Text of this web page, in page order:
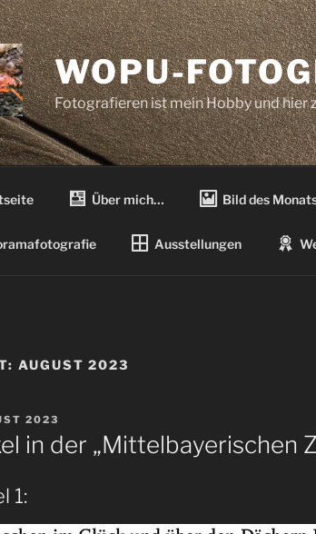
WOPU-
Fotografieren ist mein Hobby und hier
Über mich… Bild des
Ausstellungen
AUGUST 2023
2023
in der „Mittelbayerischen
1: